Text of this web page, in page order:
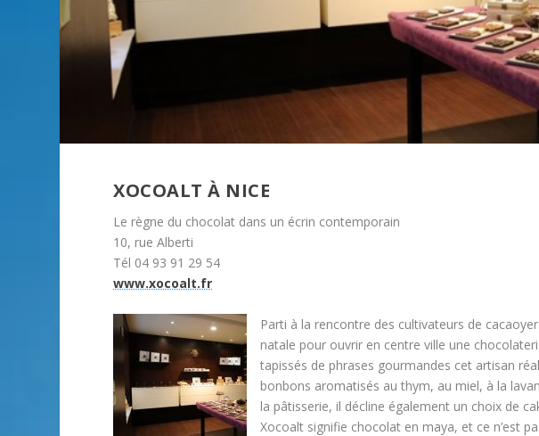
XOCOALT À NICE
Le règne du chocolat dans un écrin contemporain
10, rue Alberti
Tél 04 93 91 29 54
www.xocoalt.fr
Parti à la rencontre des cultivateurs de
natale pour ouvrir en centre ville une
tapissés de phrases gourmandes cet artisan
bonbons aromatisés au thym, au miel, à la
la pâtisserie, il décline également un choix de
Xocoalt signifie chocolat en maya, et ce n’est